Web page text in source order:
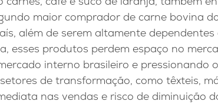
maior comprador de carne bovina
além de serem altamente
esses produtos perdem espaço no
interno brasileiro e pressionando
de transformação, como têxteis,
nas vendas e risco de diminuição